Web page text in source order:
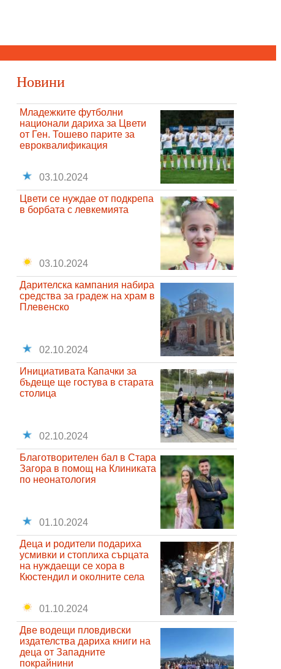
Новини
Младежките футболни
национали дариха за Цвети
от Ген. Тошево парите за
евроквалификация
03.10.2024
Цвети се нуждае от подкрепа
в борбата с левкемията
03.10.2024
Дарителска кампания набира
средства за градеж на храм в
Плевенско
02.10.2024
Инициативата Капачки за
бъдеще ще гостува в старата
столица
02.10.2024
Благотворителен бал в Стара
Загора в помощ на Клиниката
по неонатология
01.10.2024
Деца и родители подариха
усмивки и стоплиха сърцата
на нуждаещи се хора в
Кюстендил и околните села
01.10.2024
Две водещи пловдивски
издателства дариха книги на
деца от Западните
покрайнини